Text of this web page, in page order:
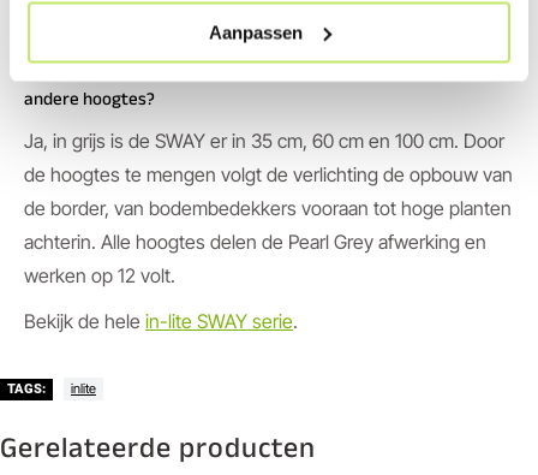
Aanpassen
Kan ik de MINI SWAY Extra Low Pearl Grey combineren met
andere hoogtes?
Ja, in grijs is de SWAY er in 35 cm, 60 cm en 100 cm. Door
de hoogtes te mengen volgt de verlichting de opbouw van
de border, van bodembedekkers vooraan tot hoge planten
achterin. Alle hoogtes delen de Pearl Grey afwerking en
werken op 12 volt.
Bekijk de hele in-lite SWAY serie.
TAGS: inlite
Gerelateerde producten